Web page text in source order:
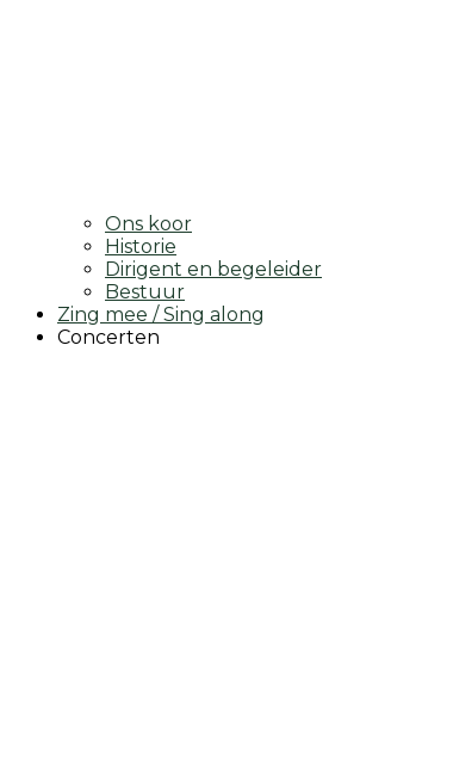
Ons koor
Historie
Dirigent en begeleider
Bestuur
Zing mee / Sing along
Concerten